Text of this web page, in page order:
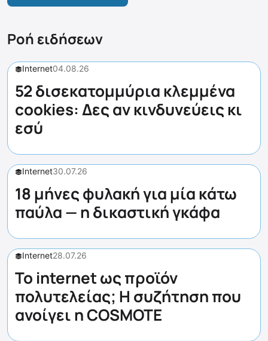
Ροή ειδήσεων
Internet04.08.26
52 δισεκατομμύρια κλεμμένα
cookies: Δες αν κινδυνεύεις κι
εσύ
Internet30.07.26
18 μήνες φυλακή για μία κάτω
παύλα — η δικαστική γκάφα
Internet28.07.26
Το internet ως προϊόν
πολυτελείας; Η συζήτηση που
ανοίγει η COSMOTE